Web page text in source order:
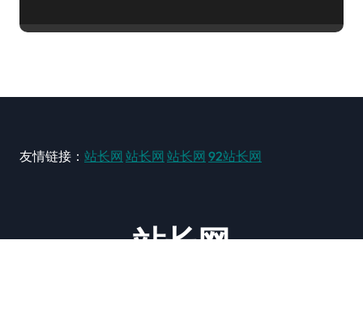
友情链接： 站长网 站长网 站长网 92站长网
站长网